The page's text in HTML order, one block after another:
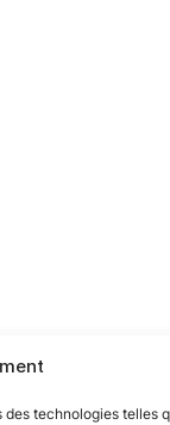
des technologies telles